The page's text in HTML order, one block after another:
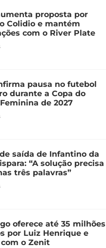
proposta por
Colidio e mantém
com o River Plate
pausa no futebol
durante a Copa do
de 2027
saída de Infantino da
“A solução precisa
três palavras”
oferece até 35 milhões
por Luiz Henrique e
o Zenit